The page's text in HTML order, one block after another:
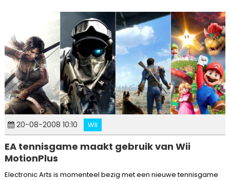
20-08-2008 10:10 WII
EA tennisgame maakt gebruik van Wii
MotionPlus
Electronic Arts is momenteel bezig met een nieuwe tennisgame